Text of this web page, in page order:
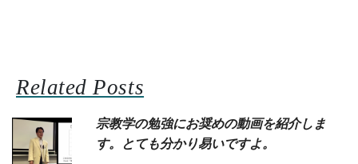
Related Posts
宗教学の勉強にお奨めの動画を紹介しま
す。とても分かり易いですよ。